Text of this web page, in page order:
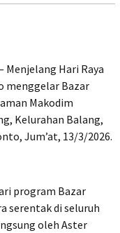
Menjelang Hari Raya
menggelar Bazar
Makodim
Kelurahan Balang,
Jum’at, 13/3/2026.
program Bazar
serentak di seluruh
oleh Aster